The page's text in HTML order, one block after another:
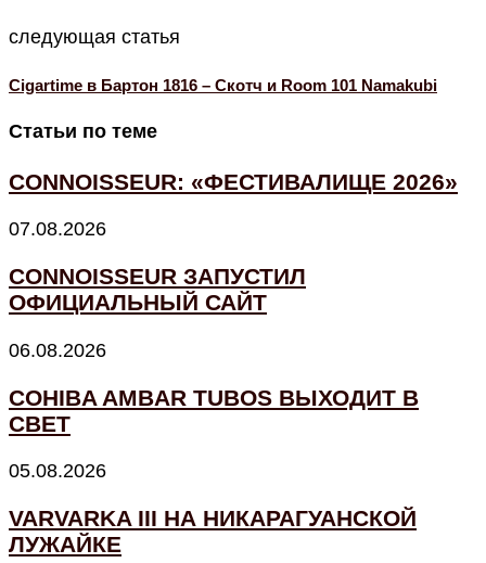
следующая статья
Cigartime в Бартон 1816 – Скотч и Room 101 Namakubi
Статьи по теме
CONNOISSEUR: «ФЕСТИВАЛИЩЕ 2026»
07.08.2026
CONNOISSEUR ЗАПУСТИЛ
ОФИЦИАЛЬНЫЙ САЙТ
06.08.2026
COHIBA AMBAR TUBOS ВЫХОДИТ В
СВЕТ
05.08.2026
VARVARKA III НА НИКАРАГУАНСКОЙ
ЛУЖАЙКЕ